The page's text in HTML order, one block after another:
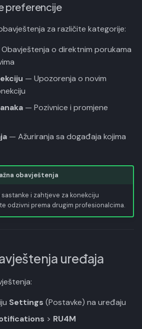
preferencije
za različite kategorije:
o direktnim porukama
— Upozorenja o novim
— Pozivnice i promjene
— Ažuriranja sa događaja kojima
obavještenja
i zahtjeve za konekciju
odzivni prema drugim profesionalcima.
uređaja
Settings (Postavke) na uređaju
> RU4M